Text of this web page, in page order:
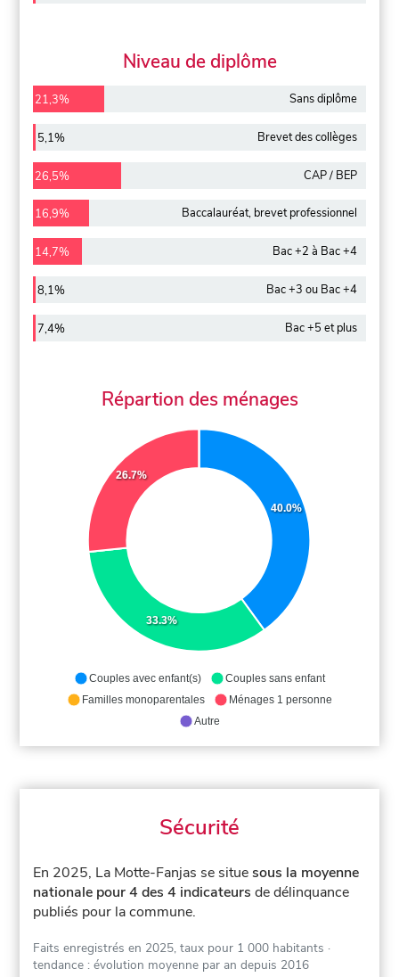
Niveau de diplôme
21,3% Sans diplôme
5,1% Brevet des collèges
26,5% CAP / BEP
16,9% Baccalauréat, brevet professionnel
14,7% Bac +2 à Bac +4
8,1% Bac +3 ou Bac +4
7,4% Bac +5 et plus
Répartion des ménages
40.0%
33.3%
26.7%
Couples avec enfant(s)
Couples sans enfant
Familles monoparentales
Ménages 1 personne
Autre
Sécurité
En 2025, La Motte-Fanjas se situesous la moyenne
nationale pour 4 des 4 indicateurs de délinquance
publiés pour la commune.
Faits enregistrés en 2025, taux pour 1 000 habitants ·
tendance : évolution moyenne par an depuis 2016